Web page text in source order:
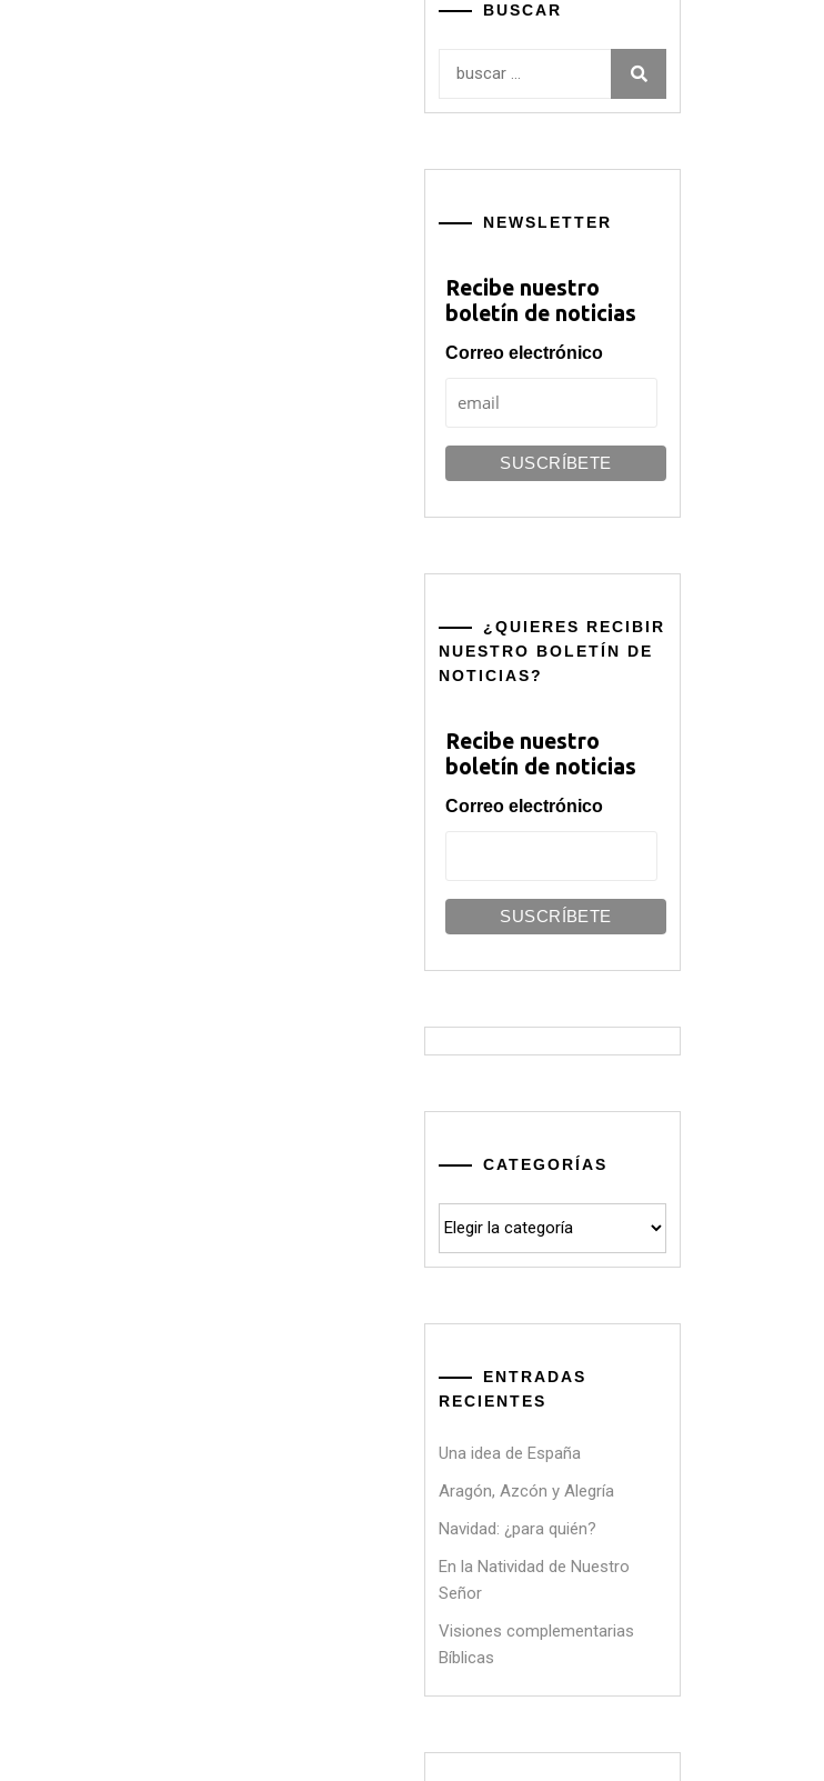
BUSCAR
NEWSLETTER
Recibe nuestro
boletín de noticias
Correo electrónico
¿QUIERES RECIBIR
NUESTRO BOLETÍN DE
NOTICIAS?
Recibe nuestro
boletín de noticias
Correo electrónico
CATEGORÍAS
ENTRADAS
RECIENTES
Una idea de España
Aragón, Azcón y Alegría
Navidad: ¿para quién?
En la Natividad de Nuestro
Señor
Visiones complementarias
Bíblicas